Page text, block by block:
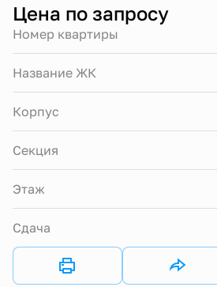
Цена по запросу
Номер квартиры
Название ЖК
Корпус
Секция
Этаж
Сдача